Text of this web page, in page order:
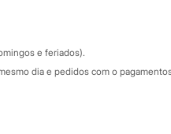
e feriados).
dia e pedidos com o